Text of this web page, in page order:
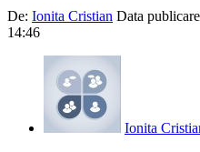
De: Ionita Cristian Data
14:46
Ionita